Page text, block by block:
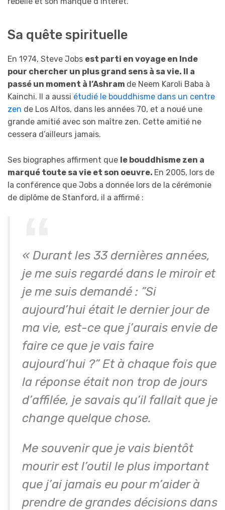
Sa quête spirituelle
En 1974, Steve Jobs est parti en voyage en Inde
pour chercher un plus grand sens à sa vie. Il a
passé un moment à l’Ashram de Neem Karoli Baba à
Kainchi. Il a aussi étudié le bouddhisme dans un centre
zen de Los Altos, dans les années 70, et a noué une
grande amitié avec son maître zen. Cette amitié ne
cessera d’ailleurs jamais.
Ses biographes affirment que le bouddhisme zen a
marqué toute sa vie et son oeuvre. En 2005, lors de
la conférence que Jobs a donnée lors de la cérémonie
de diplôme de Stanford, il a affirmé :
« Durant les 33 dernières années,
je me suis regardé dans le miroir et
je me suis demandé : ”Si
aujourd’hui était le dernier jour de
ma vie, est-ce que j’aurais envie de
faire ce que je vais faire
aujourd’hui ?” Et à chaque fois que
la réponse était non trop de jours
d’affilée, je savais qu’il fallait que je
change quelque chose.
Me souvenir que je vais bientôt
mourir est l’outil le plus important
que j’ai jamais eu pour m’aider à
prendre de grandes décisions dans